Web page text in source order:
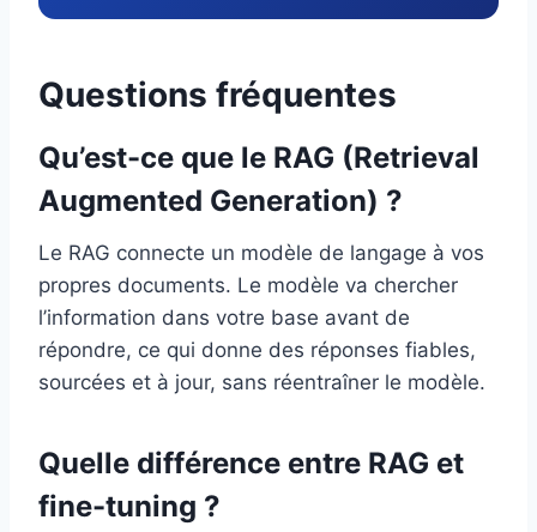
Questions fréquentes
Qu’est-ce que le RAG (Retrieval
Augmented Generation) ?
Le RAG connecte un modèle de langage à vos
propres documents. Le modèle va chercher
l’information dans votre base avant de
répondre, ce qui donne des réponses fiables,
sourcées et à jour, sans réentraîner le modèle.
Quelle différence entre RAG et
fine-tuning ?